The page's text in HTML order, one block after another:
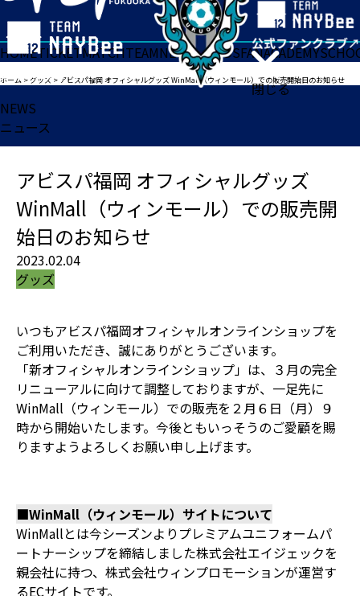
閉じる
HOMETICKETMATCHTEAMNEWSGOODSFANACADEMY
ホーム >グッズ > アビスパ福岡 オフィシャルグッズ WinMall（ウィンモール）での販売開始日のお知らせ
NEWS
ニュース
アビスパ福岡 オフィシャルグッズ
WinMall（ウィンモール）での販売開
始日のお知らせ
2023.02.04
グッズ
いつもアビスパ福岡オフィシャルオンラインショップを
ご利用いただき、誠にありがとうございます。
「新オフィシャルオンラインショップ」は、３月の完全
リニューアルに向けて調整しておりますが、一足先に
WinMall（ウィンモール）での販売を２月６日（月）９
時から開始いたします。今後ともいっそうのご愛顧を賜
りますようよろしくお願い申し上げます。
■WinMall（ウィンモール）サイトについて
WinMallとは今シーズンよりプレミアムユニフォームパ
ートナーシップを締結しました株式会社エイジェックを
親会社に持つ、株式会社ウィンプロモーションが運営す
るECサイトです。